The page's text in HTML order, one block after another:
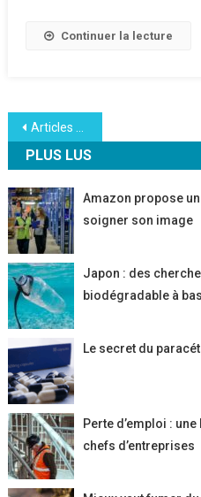
Continuer la lecture
Navigation
des
articles
Articles plus anciens
PLUS LUS
Amazon propose
soigner son image
Japon : des
biodégradable à
Le secret du
Perte d’emploi :
chefs d’entreprises